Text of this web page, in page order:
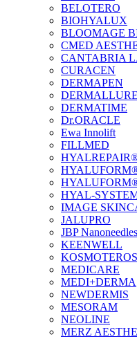
BELOTERO
BIOHYALUX
BLOOMAGE
CMED
CANTABRIA
CURACEN
DERMAPEN
DERMALLURE
DERMATIME
Dr.ORACLE
Ewa Innolift
FILLMED
HYAL-
IMAGE
JALUPRO
JBP Nanoneedles
KEENWELL
MEDICARE
MEDI+DERMA
NEWDERMIS
MESORAM
NEOLINE
MERZ